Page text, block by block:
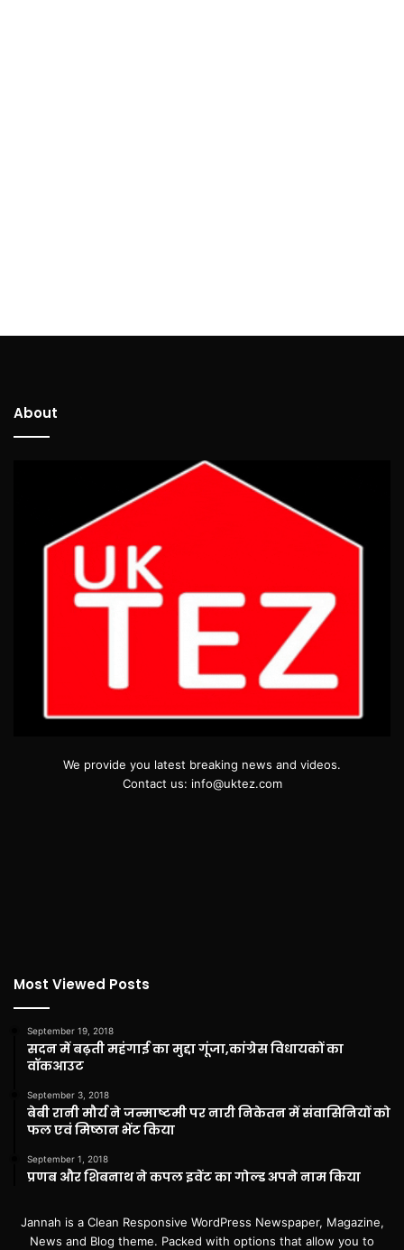
About
We provide you latest breaking news and videos.
Contact us: info@uktez.com
Most Viewed Posts
September 19, 2018
सदन में बढ़ती महंगाई का मुद्दा गूंजा,कांग्रेस विधायकों का
वॉकआउट
September 3, 2018
बेबी रानी मौर्य ने जन्माष्टमी पर नारी निकेतन में संवासिनियों को
फल एवं मिष्ठान भेंट किया
September 1, 2018
प्रणब और शिबनाथ ने कपल इवेंट का गोल्ड अपने नाम किया
Jannah is a Clean Responsive WordPress Newspaper, Magazine,
News and Blog theme. Packed with options that allow you to